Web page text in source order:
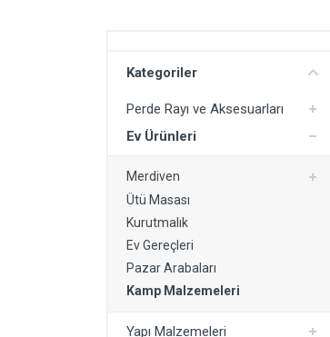
Perde Rayı Montaj Ürünleri
Ev Ürünleri
Ütü Masası
Yapı Malzemeleri
Kategoriler
Perde Rayı ve Aksesuarları
Ev Ürünleri
Merdiven
Ütü Masası
Kurutmalık
Ev Gereçleri
Pazar Arabaları
Kamp Malzemeleri
Yapı Malzemeleri